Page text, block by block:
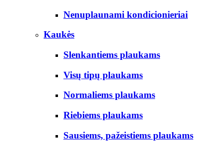
Nenuplaunami kondicionieriai
Kaukės
Slenkantiems plaukams
Visų tipų plaukams
Normaliems plaukams
Riebiems plaukams
Sausiems, pažeistiems plaukams